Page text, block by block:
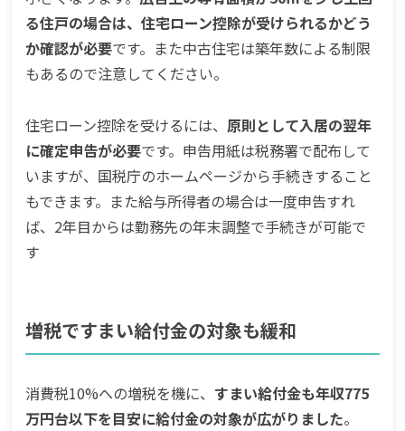
る住戸の場合は、住宅ローン控除が受けられるかどう
か確認が必要です。また中古住宅は築年数による制限
もあるので注意してください。
住宅ローン控除を受けるには、 原則として入居の翌年
に確定申告が必要です。申告用紙は税務署で配布して
いますが、国税庁のホームページから手続きすること
もできます。また給与所得者の場合は一度申告すれ
ば、2年目からは勤務先の年末調整で手続きが可能で
す
増税ですまい給付金の対象も緩和
消費税10%への増税を機に、 すまい給付金も年収775
万円台以下を目安に給付金の対象が広がりました。